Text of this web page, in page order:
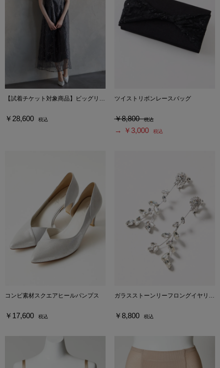
￥28,600 税込
ツイストリボンレースバッグ
￥8,800 税込
→ ￥3,000 税込
コンビ素材スクエアヒールパンプス
￥17,600 税込 ￥8,800 税込